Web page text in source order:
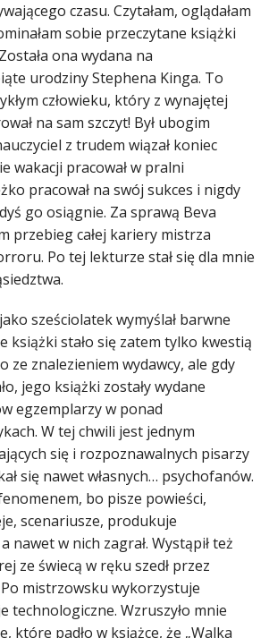
czasu. Czytałam, oglądałam
sobie przeczytane książki
ona wydana na
urodziny Stephena Kinga. To
człowieku, który z wynajętej
na sam szczyt! Był ubogim
z trudem wiązał koniec
wakacji pracował w pralni
pracował na swój sukces i nigdy
go osiągnie. Za sprawą Beva
przebieg całej kariery mistrza
Po tej lekturze stał się dla mnie
sześciolatek wymyślał barwne
książki stało się zatem tylko kwestią
ze znalezieniem wydawcy, ale gdy
jego książki zostały wydane
egzemplarzy w ponad
W tej chwili jest jednym
się i rozpoznawalnych pisarzy
się nawet własnych… psychofanów.
bo pisze powieści,
scenariusze, produkuje
nawet w nich zagrał. Wystąpił też
ze świecą w ręku szedł przez
mistrzowsku wykorzystuje
technologiczne. Wzruszyło mnie
które padło w książce, że „Walka